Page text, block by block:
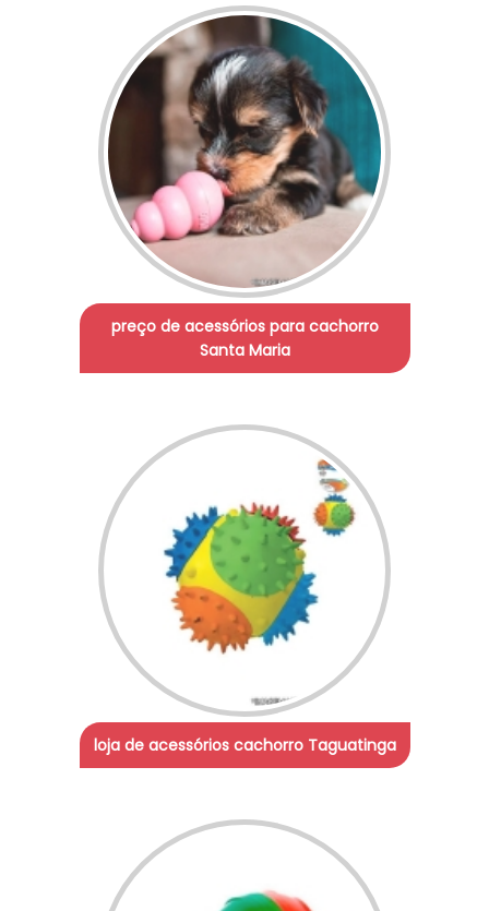
preço de acessórios para cachorro
Santa Maria
loja de acessórios cachorro Taguatinga